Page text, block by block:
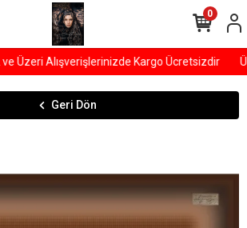
Üzeri Alışverişlerinizde Kargo Ücretsizdir
0
Geri Dön